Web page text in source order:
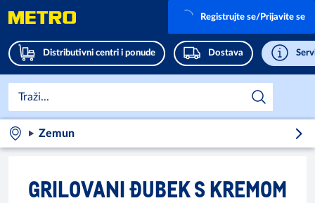
Distributivni centri i ponude Dostava
Registrujte se/Prijavite se
Zemun
GRILOVANI ĐUBEK S KREMOM